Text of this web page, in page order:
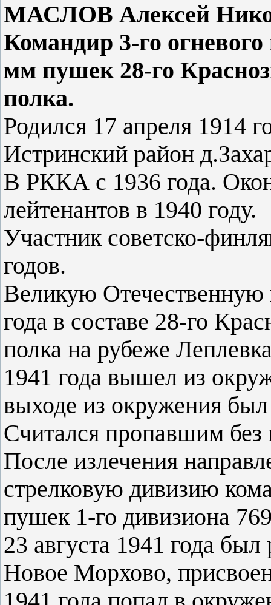
МАСЛОВ Алексей
Командир 3-го
мм пушек 28-го
полка.
Родился 17 апреля 1914
Истринский район
В РККА с 1936 года.
лейтенантов в 1940 году.
Участник советско-
годов.
Великую Отечественную
года в составе 28-го
полка на рубеже
1941 года вышел из
выходе из окружения был
Считался пропавшим без
После излечения
стрелковую дивизию
пушек 1-го дивизиона
23 августа 1941 года
Новое Морхово,